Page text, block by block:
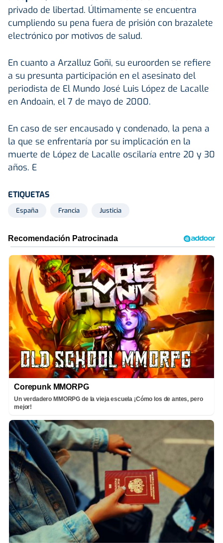
privado de libertad. Últimamente se encuentra
cumpliendo su pena fuera de prisión con brazalete
electrónico por motivos de salud.
En cuanto a Arzalluz Goñi, su euroorden se refiere
a su presunta participación en el asesinato del
periodista de El Mundo José Luis López de Lacalle
en Andoain, el 7 de mayo de 2000.
En caso de ser encausado y condenado, la pena a
la que se enfrentaría por su implicación en la
muerte de López de Lacalle oscilaría entre 20 y 30
años. E
ETIQUETAS
España Francia Justicia
Corepunk MMORPG
Un verdadero MMORPG de la vieja escuela ¡Cómo los de antes, pero
mejor!